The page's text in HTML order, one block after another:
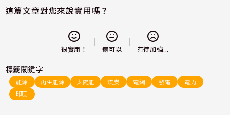
這篇文章對您來說實用嗎？
很實用！ 還可以 有待加強...
標籤關鍵字
能源 再生能源 太陽能 煤炭 電網 發電
電力
印度